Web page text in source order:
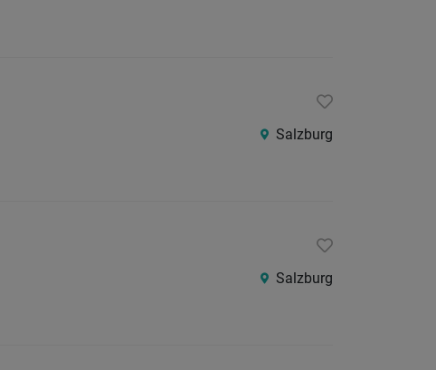
Salzburg
Salzburg